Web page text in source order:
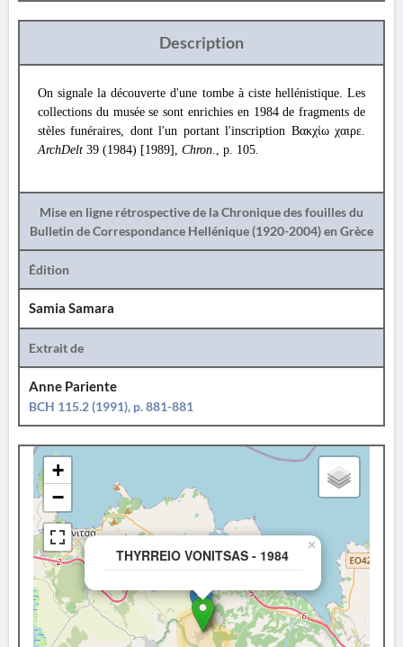
Description
On signale la découverte d'une tombe à ciste hellénistique. Les
collections du musée se sont enrichies en 1984 de fragments de
stèles funéraires, dont l'un portant l'inscription Βακχίω χαιρε.
ArchDelt 39 (1984) [1989], Chron., p. 105.
Mise en ligne rétrospective de la Chronique des fouilles du
Bulletin de Correspondance Hellénique (1920-2004) en Grèce
Édition
Samia Samara
Extrait de
Anne Pariente
BCH 115.2 (1991), p. 881-881
THYRREIO VONITSAS - 1984
×
+
−